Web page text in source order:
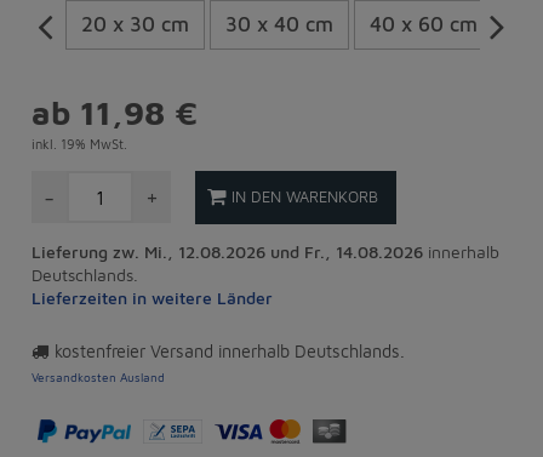
20 x 30 cm 30 x 40 cm 40 x 60 cm
ab 11,98 €
inkl. 19% MwSt.
- + IN DEN WARENKORB
Lieferung zw. Mi., 12.08.2026 und Fr., 14.08.2026 innerhalb
Deutschlands.
Lieferzeiten in weitere Länder
kostenfreier Versand innerhalb Deutschlands.
Versandkosten Ausland